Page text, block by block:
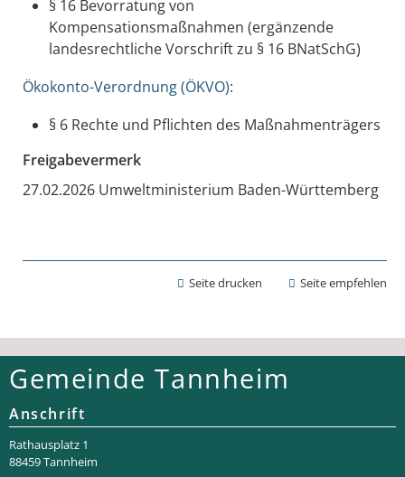
§ 16 Bevorratung von
Kompensationsmaßnahmen (ergänzende
landesrechtliche Vorschrift zu § 16 BNatSchG)
Ökokonto-Verordnung (ÖKVO):
§ 6 Rechte und Pflichten des Maßnahmenträgers
Freigabevermerk
27.02.2026 Umweltministerium Baden-Württemberg
Seite drucken Seite empfehlen
Gemeinde Tannheim
Anschrift
Rathaus­platz 1
88459 Tannheim